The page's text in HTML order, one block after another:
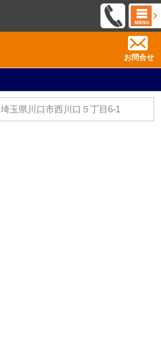
お問合せ
埼玉県川口市西川口５丁目6-1